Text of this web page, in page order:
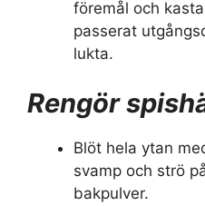
föremål och
passerat
lukta.
Rengör
Blöt hela ytan
svamp och strö
bakpulver.